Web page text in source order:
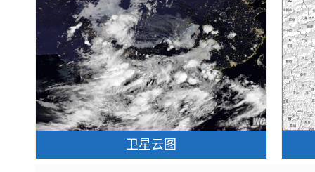
卫星云图